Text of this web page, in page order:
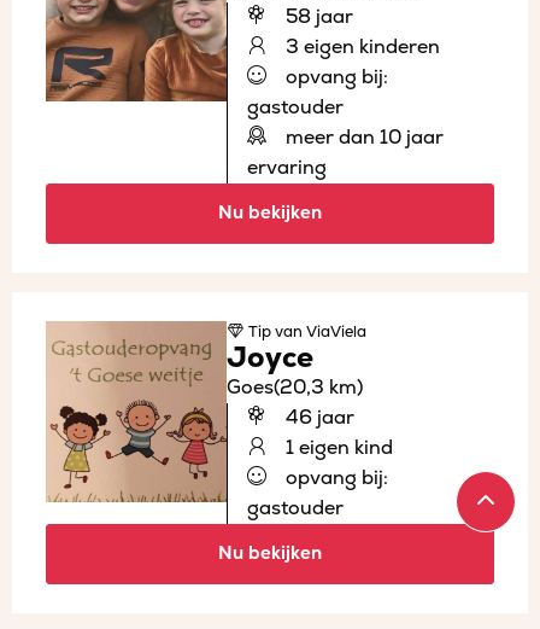
58 jaar
3 eigen kinderen
opvang bij:
gastouder
meer dan 10 jaar
ervaring
Nu bekijken
Tipvan ViaViela
Joyce
Goes(20,3 km)
46 jaar
1 eigen kind
opvang bij:
gastouder
Nu bekijken